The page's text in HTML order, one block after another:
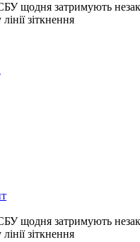
щодня затримують
зіткнення
щодня затримують
зіткнення